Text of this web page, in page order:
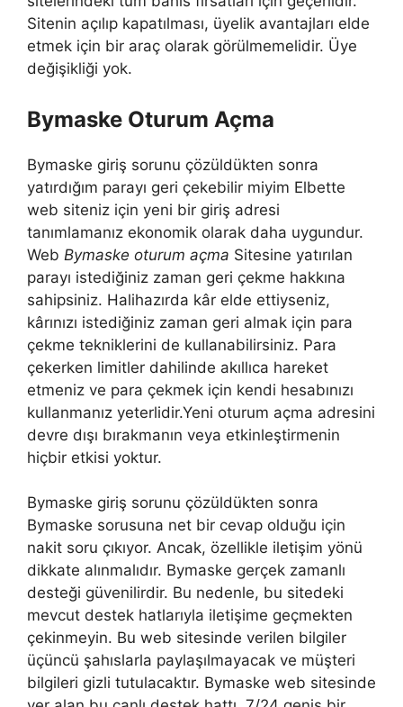
Sitenin açılıp kapatılması, üyelik avantajları elde
etmek için bir araç olarak görülmemelidir. Üye
değişikliği yok.
Bymaske Oturum Açma
Bymaske giriş sorunu çözüldükten sonra
yatırdığım parayı geri çekebilir miyim Elbette
web siteniz için yeni bir giriş adresi
tanımlamanız ekonomik olarak daha uygundur.
Web Bymaske oturum açma Sitesine yatırılan
parayı istediğiniz zaman geri çekme hakkına
sahipsiniz. Halihazırda kâr elde ettiyseniz,
kârınızı istediğiniz zaman geri almak için para
çekme tekniklerini de kullanabilirsiniz. Para
çekerken limitler dahilinde akıllıca hareket
etmeniz ve para çekmek için kendi hesabınızı
kullanmanız yeterlidir.Yeni oturum açma adresini
devre dışı bırakmanın veya etkinleştirmenin
hiçbir etkisi yoktur.
Bymaske giriş sorunu çözüldükten sonra
Bymaske sorusuna net bir cevap olduğu için
nakit soru çıkıyor. Ancak, özellikle iletişim yönü
dikkate alınmalıdır. Bymaske gerçek zamanlı
desteği güvenilirdir. Bu nedenle, bu sitedeki
mevcut destek hatlarıyla iletişime geçmekten
çekinmeyin. Bu web sitesinde verilen bilgiler
üçüncü şahıslarla paylaşılmayacak ve müşteri
bilgileri gizli tutulacaktır. Bymaske web sitesinde